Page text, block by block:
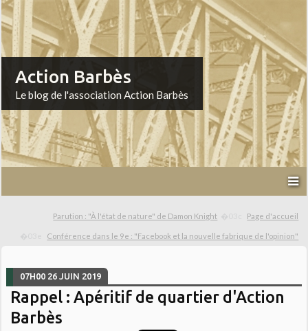
Action Barbès
Le blog de l'association Action Barbès
Parution : "À l'état de nature" de Damon Knight Page d'accueil
Conférence dans le 9e : "Facebook et la nouvelle fabrique de l'opinion"
07H00 26 JUIN 2019
Rappel : Apéritif de quartier d'Action
Barbès